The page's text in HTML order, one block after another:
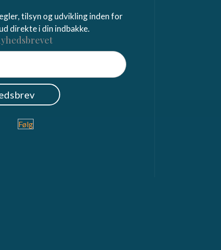
tilsyn og udvikling inden for
direkte i din indbakke.
Følg